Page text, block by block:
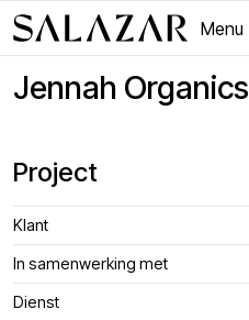
Menu
Close
Jennah Organics
Project
Klant
In samenwerking met
Dienst